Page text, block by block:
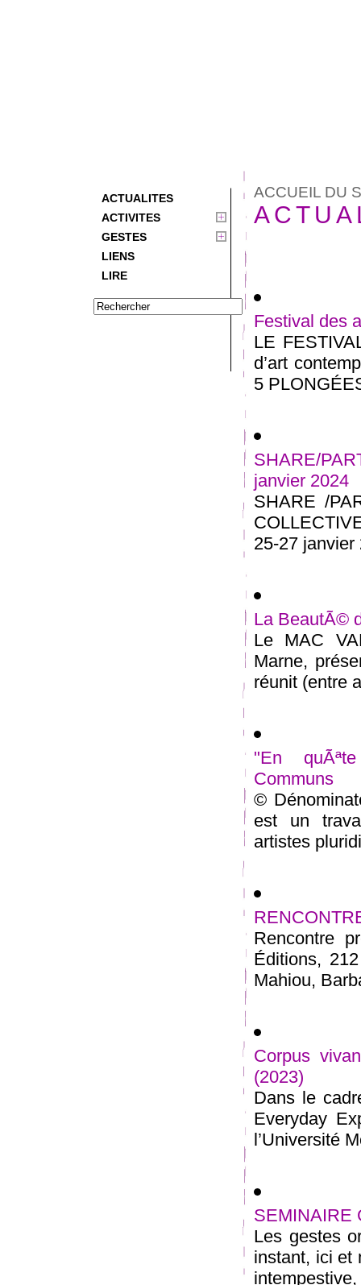
ACTUALITES
ACTIVITES
GESTES
LIENS
LIRE
ACCUEIL DU
Festival des
LE
d’art
5
SHARE/
janvier 2024
SHARE /
25-27 janvier
La BeautÃ©
Le MAC
Marne,
réunit (entre
"En
Communs
©
est un
artistes
Rencontre
Éditions,
Mahiou,
Corpus
(2023)
Dans le
Everyday
l’Université
SEMINAIRE
Les gestes
instant, ici et